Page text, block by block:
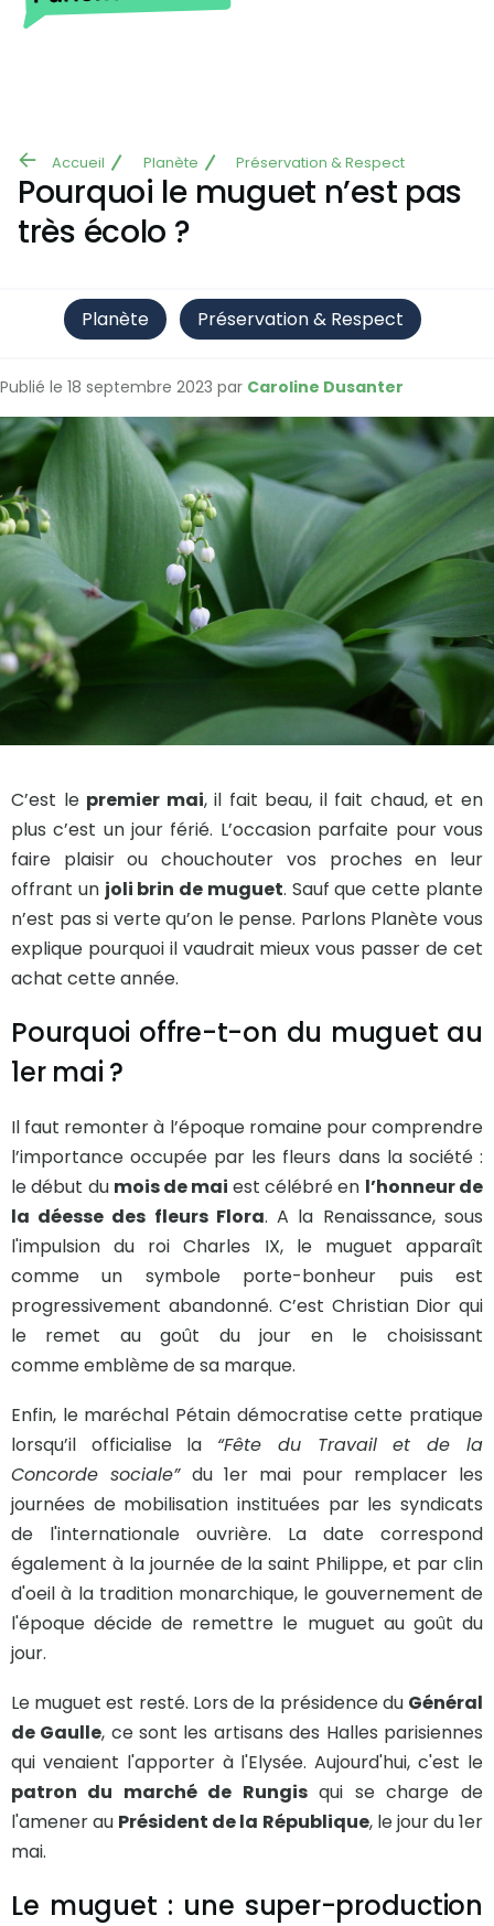
Aller au contenu principal
Fil
d'Ariane
Accueil Planète Préservation & Respect
Pourquoi le muguet n’est pas
très écolo ?
Planète Préservation & Respect
Publié le 18 septembre 2023 par Caroline Dusanter
C’est le premier mai, il fait beau, il fait chaud, et en
plus c’est un jour férié. L’occasion parfaite pour vous
faire plaisir ou chouchouter vos proches en leur
offrant un joli brin de muguet. Sauf que cette plante
n’est pas si verte qu’on le pense. Parlons Planète vous
explique pourquoi il vaudrait mieux vous passer de cet
achat cette année.
Pourquoi offre-t-on du muguet au
1er mai ?
Il faut remonter à l’époque romaine pour comprendre
l’importance occupée par les fleurs dans la société :
le début du mois de mai est célébré en l’honneur de
la déesse des fleurs Flora. A la Renaissance, sous
l'impulsion du roi Charles IX, le muguet apparaît
comme un symbole porte-bonheur puis est
progressivement abandonné. C’est Christian Dior qui
le remet au goût du jour en le choisissant
comme emblème de sa marque.
Enfin, le maréchal Pétain démocratise cette pratique
lorsqu’il officialise la “Fête du Travail et de la
Concorde sociale” du 1er mai pour remplacer les
journées de mobilisation instituées par les syndicats
de l'internationale ouvrière. La date correspond
également à la journée de la saint Philippe, et par clin
d'oeil à la tradition monarchique, le gouvernement de
l'époque décide de remettre le muguet au goût du
jour.
Le muguet est resté. Lors de la présidence du Général
de Gaulle, ce sont les artisans des Halles parisiennes
qui venaient l'apporter à l'Elysée. Aujourd'hui, c'est le
patron du marché de Rungisqui se charge de
l'amener au Président de la République, le jour du 1er
mai.
Le muguet : une super-production